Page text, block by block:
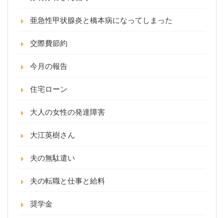
亜急性甲状腺炎と橋本病になってしまった
交際費節約
今月の報告
住宅ローン
大人の女性の発達障害
大江英樹さん
夫の無駄遣い
夫の転職と仕事と給料
奨学金